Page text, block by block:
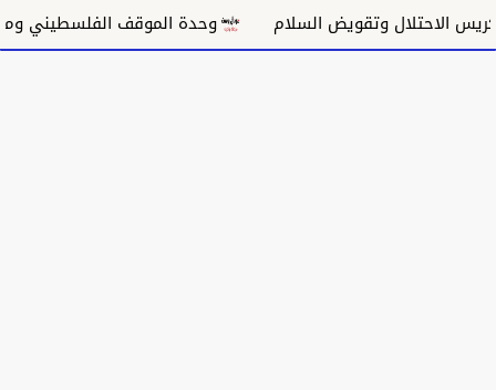
الاحتلال وتقويض السلام وحدة الموقف الفلسطيني